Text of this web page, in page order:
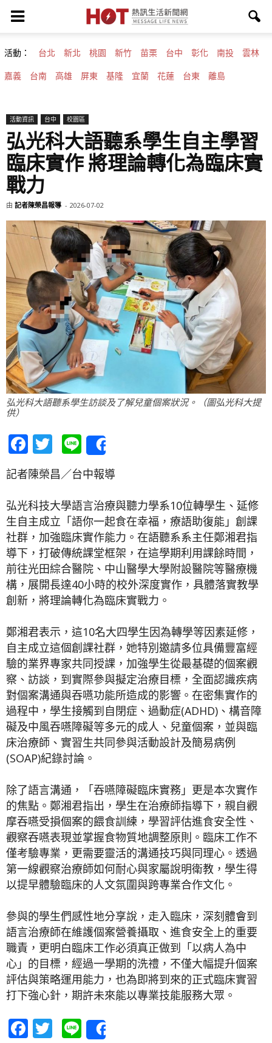
活動： 台北 新北 桃園 新竹 苗栗 台中 彰化 南投 雲林
嘉義 台南 高雄 屏東 基隆 宜蘭 花蓮 台東 離島
活動資訊 台中 校園區
弘光科大語聽系學生自主學習
臨床實作 將理論轉化為臨床實
戰力
由 記者陳榮昌報導 - 2026-07-02
弘光科大語聽系學生訪談及了解兒童個案狀況。（圖弘光科大提
供）
Facebook
Twitter
Line
記者陳榮昌／台中報導
弘光科技大學語言治療與聽力學系10位轉學生、延修
生自主成立「語你一起食在幸福，療語助復能」創課
社群，加強臨床實作能力。在語聽系系主任鄭湘君指
導下，打破傳統課堂框架，在這學期利用課餘時間，
前往光田綜合醫院、中山醫學大學附設醫院等醫療機
構，展開長達40小時的校外深度實作，具體落實教學
創新，將理論轉化為臨床實戰力。
鄭湘君表示，這10名大四學生因為轉學等因素延修，
自主成立這個創課社群，她特別邀請多位具備豐富經
驗的業界專家共同授課，加強學生從最基礎的個案觀
察、訪談，到實際參與擬定治療目標，全面認識疾病
對個案溝通與吞嚥功能所造成的影響。在密集實作的
過程中，學生接觸到自閉症、過動症(ADHD)、構音障
礙及中風吞嚥障礙等多元的成人、兒童個案，並與臨
床治療師、實習生共同參與活動設計及簡易病例
(SOAP)紀錄討論。
除了語言溝通，「吞嚥障礙臨床實務」更是本次實作
的焦點。鄭湘君指出，學生在治療師指導下，親自觀
摩吞嚥受損個案的餵食訓練，學習評估進食安全性、
觀察吞嚥表現並掌握食物質地調整原則。臨床工作不
僅考驗專業，更需要靈活的溝通技巧與同理心。透過
第一線觀察治療師如何耐心與家屬說明衛教，學生得
以提早體驗臨床的人文氛圍與跨專業合作文化。
參與的學生們感性地分享說，走入臨床，深刻體會到
語言治療師在維護個案營養攝取、進食安全上的重要
職責，更明白臨床工作必須真正做到「以病人為中
心」的目標，經過一學期的洗禮，不僅大幅提升個案
評估與策略運用能力，也為即將到來的正式臨床實習
打下強心針，期許未來能以專業技能服務大眾。
Facebook
Twitter
Line